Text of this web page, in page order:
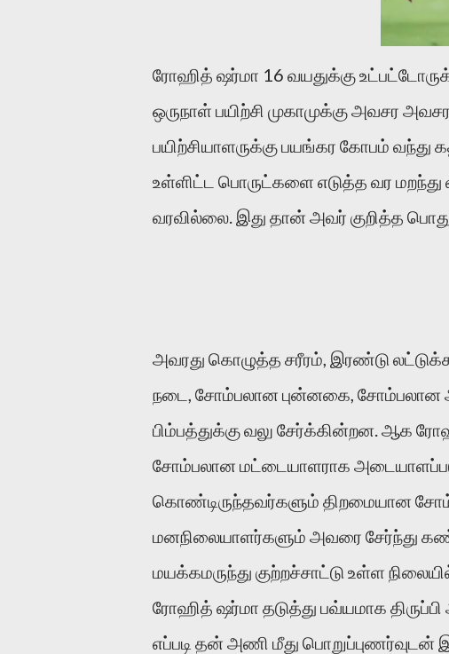
ரோஹித் ஷர்மா 16 வயதுக்கு
ஒருநாள் பயிற்சி முகாமுக்கு அவசர
பயிற்சியாளருக்கு பயங்கர கோபம் வந்து
உள்ளிட்ட பொருட்களை எடுத்த வர மறந்து
வரவில்லை. இது தான் அவர் குறித்த பொது
அவரது கொழுத்த சரீரம், இரண்டு
நடை, சோம்பலான புன்னகை, சோம்பலான
பிம்பத்துக்கு வலு சேர்க்கின்றன. ஆக
சோம்பலான மட்டையாளராக
கொண்டிருந்தவர்களும் திறமையான
மனநிலையாளர்களும் அவரை சேர்ந்து
மயக்கமருந்து குற்றச்சாட்டு உள்ள
ரோஹித் ஷர்மா தடுத்து பவ்யமாக
எப்படி தன் அணி மீது பொறுப்புணர்வுடன்